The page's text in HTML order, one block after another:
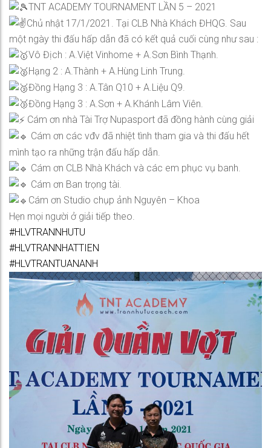
TNT ACADEMY TOURNAMENT LẦN 5 – 2021
Chủ nhật 17/1/2021. Tại CLB Nhà Khách ĐHQG. Sau
một ngày thi đấu hấp dẫn đã có kết quả cuối cùng như sau :
Vô Địch : A.Việt Vinhome + A.Sơn Bình Thạnh.
Hạng 2 : A.Thành + A.Hùng Linh Trung.
Đồng Hạng 3 : A.Tân Q10 + A.Liệu Q9.
Đồng Hạng 3 : A.Sơn + A.Khánh Lâm Viên.
Cám ơn nhà Tài Trợ Nupasport đã đồng hành cùng giải
Cám ơn các vđv đã nhiệt tình tham gia và thi đấu hết
mình tạo ra những trận đấu hấp dẫn.
Cám ơn CLB Nhà Khách và các em phục vụ banh.
Cám ơn Ban trọng tài.
Cám ơn Studio chụp ảnh Nguyên – Khoa
Hẹn mọi người ở giải tiếp theo.
#HLVTRANNHUTU
#HLVTRANNHATTIEN
#HLVTRANTUANANH